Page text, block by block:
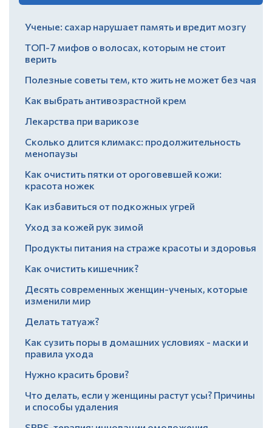
Ученые: сахар нарушает память и вредит мозгу
ТОП-7 мифов о волосах, которым не стоит
верить
Полезные советы тем, кто жить не может без чая
Как выбрать антивозрастной крем
Лекарства при варикозе
Сколько длится климакс: продолжительность
менопаузы
Как очистить пятки от ороговевшей кожи:
красота ножек
Как избавиться от подкожных угрей
Уход за кожей рук зимой
Продукты питания на страже красоты и здоровья
Как очистить кишечник?
Десять современных женщин-ученых, которые
изменили мир
Делать татуаж?
Как сузить поры в домашних условиях - маски и
правила ухода
Нужно красить брови?
Что делать, если у женщины растут усы? Причины
и способы удаления